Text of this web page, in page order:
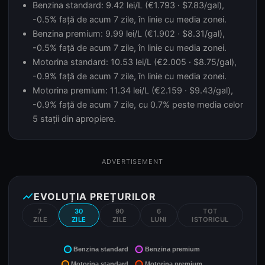
Benzina standard: 9.42 lei/L (€1.793 · $7.83/gal),
-0.5% față de acum 7 zile, în linie cu media zonei.
Benzina premium: 9.99 lei/L (€1.902 · $8.31/gal),
-0.5% față de acum 7 zile, în linie cu media zonei.
Motorina standard: 10.53 lei/L (€2.005 · $8.75/gal),
-0.9% față de acum 7 zile, în linie cu media zonei.
Motorina premium: 11.34 lei/L (€2.159 · $9.43/gal),
-0.9% față de acum 7 zile, cu 0.7% peste media celor
5 stații din apropiere.
ADVERTISEMENT
show_chartEVOLUȚIA PREȚURILOR
7
ZILE
30
ZILE
90
ZILE
6
LUNI
TOT
ISTORICUL